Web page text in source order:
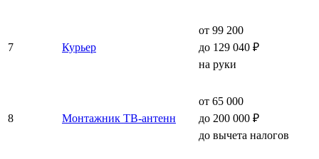
7 Курьер
от 99 200
до 129 040 ₽
на руки
8 Монтажник ТВ-антенн
от 65 000
до 200 000 ₽
до вычета налогов